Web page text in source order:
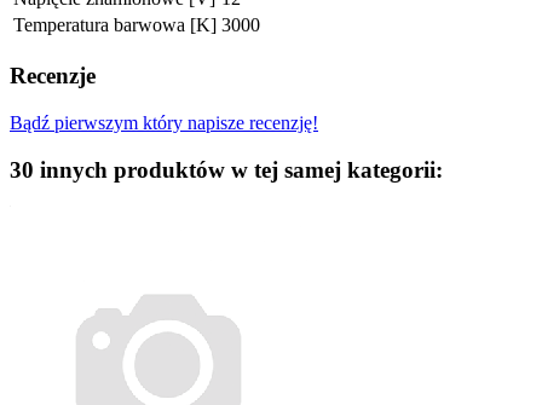
Temperatura barwowa [K] 3000
Recenzje
Bądź pierwszym który napisze recenzję!
30 innych produktów w tej samej kategorii: